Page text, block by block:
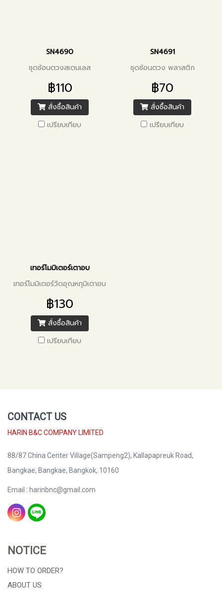
SN4690
ชุดช้อนตวงสเตนเลส
฿110
สั่งซื้อสินค้า
เปรียบเทียบ
SN4691
ชุดช้อนตวง พลาสติก
฿70
สั่งซื้อสินค้า
เปรียบเทียบ
เทอร์โมมิเตอร์เตาอบ
เทอร์โมมิเตอร์วัดอุณหภุมิเตาอบ
฿130
สั่งซื้อสินค้า
เปรียบเทียบ
CONTACT US
HARIN B&C COMPANY LIMITED
88/87 China Center Village(Sampeng2), Kallapapreuk Road,
Bangkae, Bangkae, Bangkok, 10160
Email : harinbnc@gmail.com
NOTICE
HOW TO ORDER?
ABOUT US